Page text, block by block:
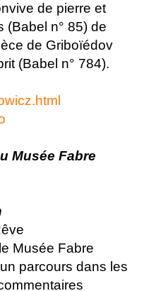
de pierre et
(Babel n° 85) de
de Griboïédov
(Babel n° 784).
Musée Fabre
Musée Fabre
parcours dans les